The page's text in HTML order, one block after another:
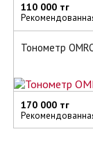
110 000 тг
Тонометр
170 000 тг